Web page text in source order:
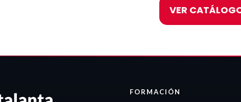
VER
FORMACIÓN